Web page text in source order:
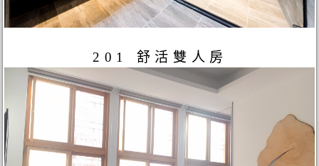
201 舒活雙人房